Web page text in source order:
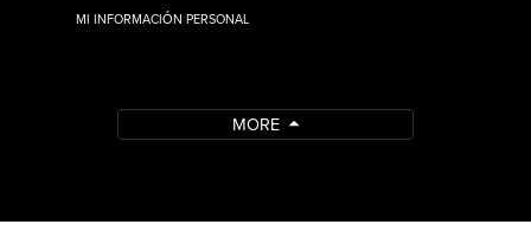
MI INFORMACIÓN PERSONAL
MORE